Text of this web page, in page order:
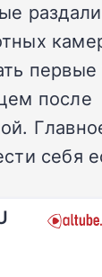
раздали
после
себя